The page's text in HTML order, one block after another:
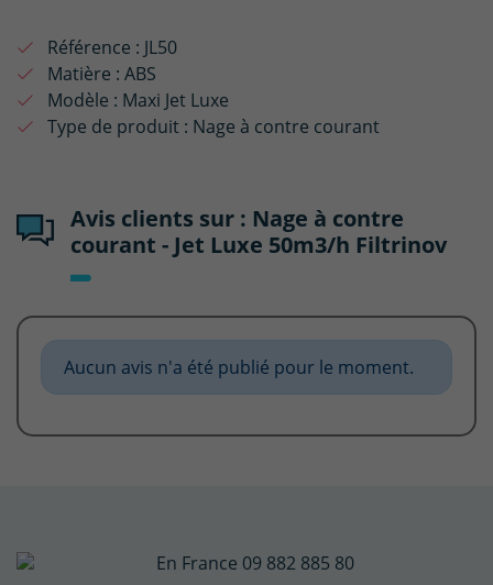
Référence : JL50
Matière : ABS
Modèle : Maxi Jet Luxe
Type de produit : Nage à contre courant
Avis clients sur : Nage à contre
courant - Jet Luxe 50m3/h Filtrinov
Aucun avis n'a été publié pour le moment.